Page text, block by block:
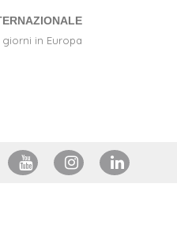
in Europa